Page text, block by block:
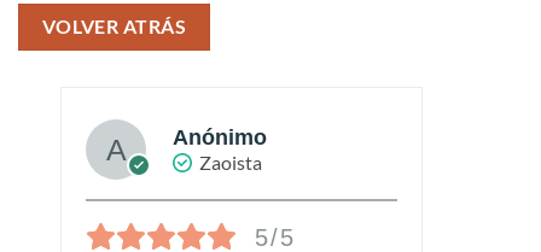
VOLVER ATRÁS
Anónimo
Zaoista
5/5